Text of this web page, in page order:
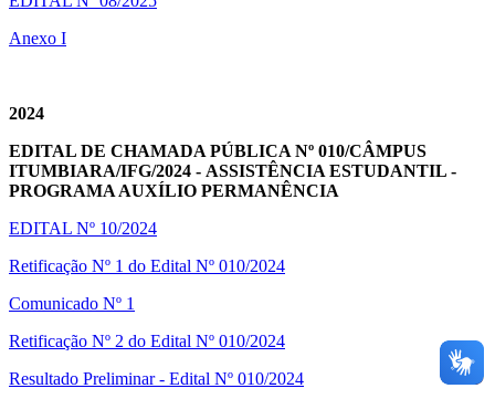
Anexo I
2024
EDITAL DE CHAMADA PÚBLICA Nº 010/CÂMPUS
ITUMBIARA/IFG/2024 - ASSISTÊNCIA ESTUDANTIL -
PROGRAMA AUXÍLIO PERMANÊNCIA
EDITAL Nº 10/2024
Retificação Nº 1 do Edital Nº 010/2024
Comunicado Nº 1
Retificação Nº 2 do Edital Nº 010/2024
Resultado Preliminar - Edital Nº 010/2024